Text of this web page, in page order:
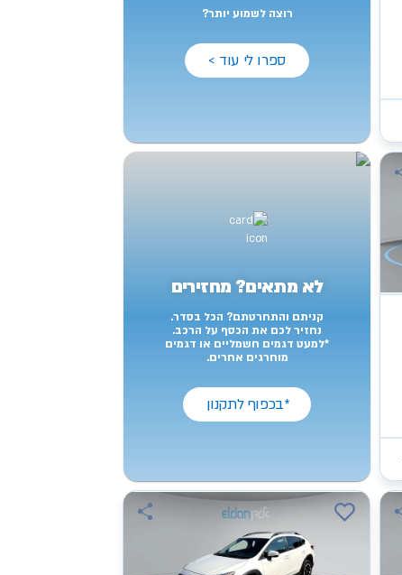
רוצה לשמוע יותר?
ספרו לי עוד >
לא מתאים? מחזירים
קניתם והתחרטתם? הכל בסדר.
נחזיר לכם את הכסף על הרכב.
*למעט דגמים חשמליים או דגמים
מוחרגים אחרים.
*בכפוף לתקנון